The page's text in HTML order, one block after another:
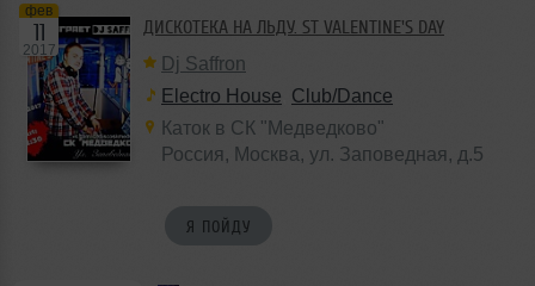
фев
11
2017
ДИСКОТЕКА НА ЛЬДУ. ST VALENTINE'S DAY
Dj Saffron
Electro House Club/Dance
Каток в СК "Медведково"
Россия, Москва, ул. Заповедная, д.5
Я ПОЙДУ